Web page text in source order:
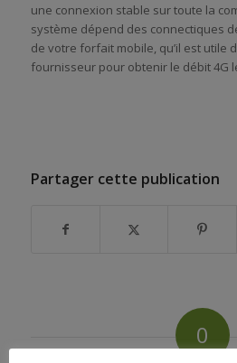
une connexion stable sur toute la
système dépend des connectiques
de votre forfait mobile, qu’il est utile
fournisseur pour obtenir le débit 4G
Partager cette publication
0